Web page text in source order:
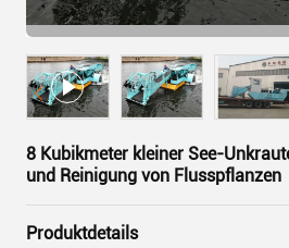
8 Kubikmeter kleiner See-
und Reinigung von Flusspflanzen
Produktdetails